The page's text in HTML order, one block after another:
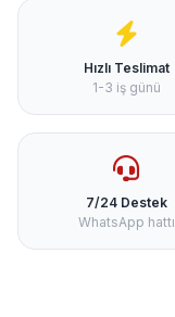
Hızlı Teslimat
1-3 iş günü
7/24 Destek
WhatsApp hattı